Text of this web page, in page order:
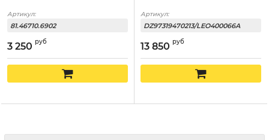
Артикул:
81.46710.6902
3 250 руб
Артикул:
DZ97319470213/LEO400066A
13 850 руб